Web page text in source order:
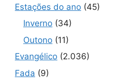
Estações do ano (45)
Inverno (34)
Outono (11)
Evangélico (2.036)
Fada (9)